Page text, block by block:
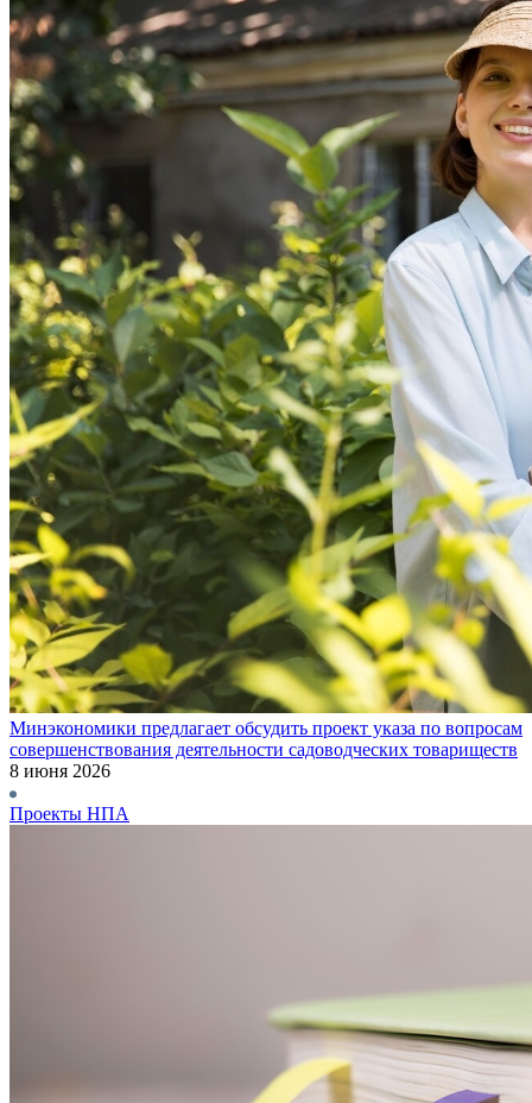
Минэкономики предлагает обсудить проект указа по вопросам
совершенствования деятельности садоводческих товариществ
8 июня 2026
Проекты НПА